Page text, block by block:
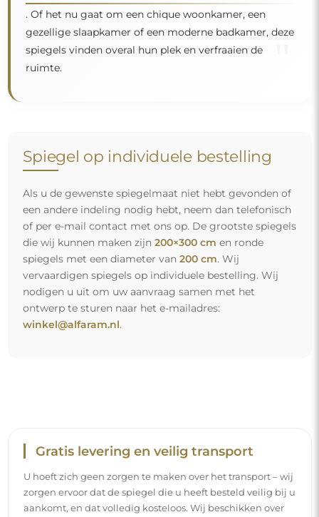
. Of het nu gaat om een chique woonkamer, een
gezellige slaapkamer of een moderne badkamer, deze
spiegels vinden overal hun plek en verfraaien de
ruimte.
Spiegel op individuele bestelling
Als u de gewenste spiegelmaat niet hebt gevonden of
een andere indeling nodig hebt, neem dan telefonisch
of per e-mail contact met ons op. De grootste spiegels
die wij kunnen maken zijn 200×300 cm en ronde
spiegels met een diameter van 200 cm. Wij
vervaardigen spiegels op individuele bestelling. Wij
nodigen u uit om uw aanvraag samen met het
ontwerp te sturen naar het e-mailadres:
winkel@alfaram.nl.
Gratis levering en veilig transport
U hoeft zich geen zorgen te maken over het transport – wij
zorgen ervoor dat de spiegel die u heeft besteld veilig bij u
aankomt, en dat volledig kosteloos. Wij beschikken over